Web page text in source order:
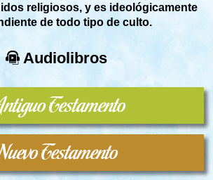
religiosos, y es ideológicamente
de todo tipo de culto.
Audiolibros
Testamento
Testamento